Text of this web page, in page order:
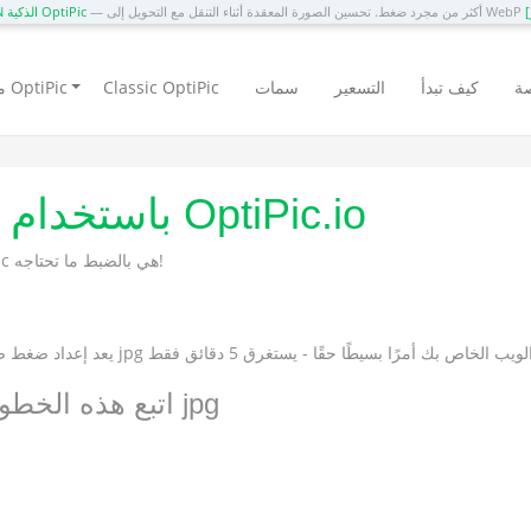
CDN الذكية OptiPic — أكثر من مجرد ضغط. تحسين الصورة المعقدة أثناء التنقل مع التحويل إلى WebP
منتجات OptiPic Classic OptiPic سمات التسعير كيف تبدأ
ضغط الصور بتنسيق JPG باستخدام OptiPic.io
إذا كنت تبحث عن أداة لضغط صور jpeg (jpg) ، فإن خدمة OptiPic هي بالضبط ما تحتاجه!
اتبع هذه الخطوات الأربع: إعداد الضغط التلقائي لصور jpg